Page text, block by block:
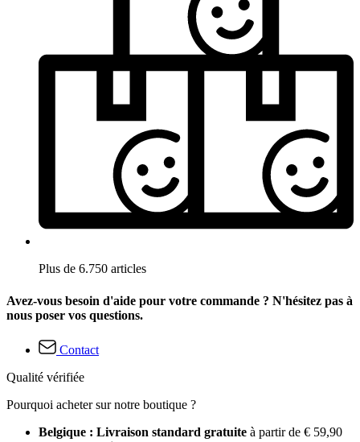
Plus de 6.750 articles
Avez-vous besoin d'aide pour votre commande ? N'hésitez pas à
nous poser vos questions.
Contact
Qualité vérifiée
Pourquoi acheter sur notre boutique ?
Belgique : Livraison standard gratuite à partir de € 59,90